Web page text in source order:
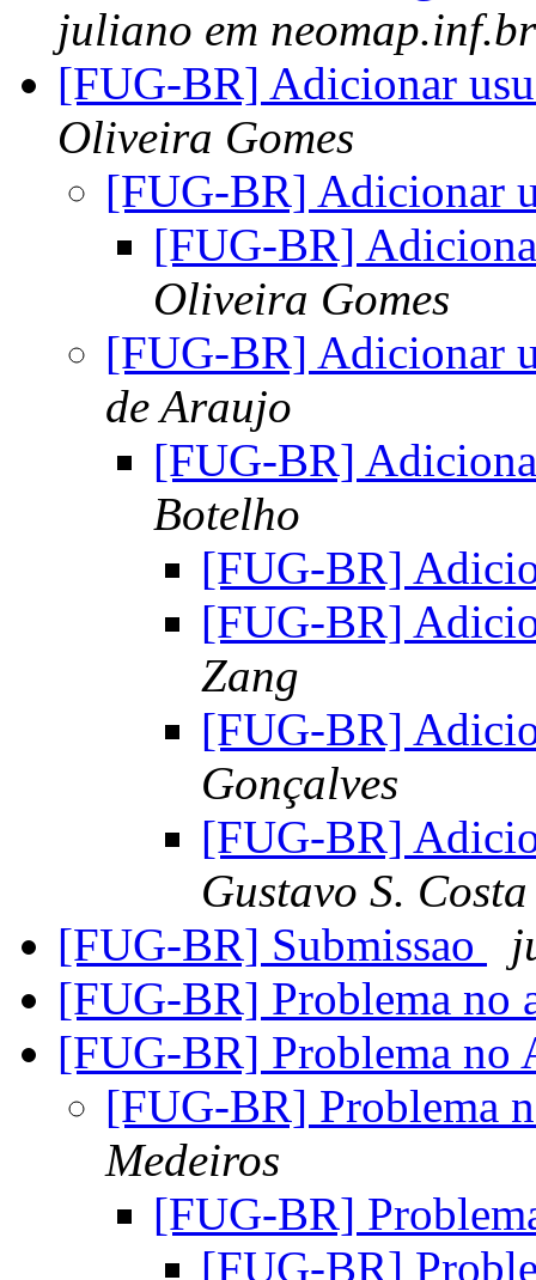
juliano em neomap.inf.br
[FUG-BR] Adicionar
Oliveira Gomes
[FUG-BR] Adicionar
[FUG-BR]
Oliveira Gomes
[FUG-BR] Adicionar
de Araujo
[FUG-BR]
Botelho
[FUG-BR]
[FUG-BR]
Zang
[FUG-BR]
Gonçalves
[FUG-BR]
Gustavo S. Costa
[FUG-BR] Submissao
[FUG-BR] Problema no
[FUG-BR] Problema no
[FUG-BR] Problema
Medeiros
[FUG-BR]
[FUG-BR]